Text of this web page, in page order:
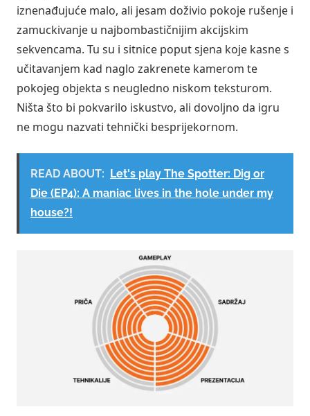
iznenađujuće malo, ali jesam doživio pokoje rušenje i
zamuckivanje u najbombastičnijim akcijskim
sekvencama. Tu su i sitnice poput sjena koje kasne s
učitavanjem kad naglo zakrenete kamerom te
pokojeg objekta s neugledno niskom teksturom.
Ništa što bi pokvarilo iskustvo, ali dovoljno da igru
ne mogu nazvati tehnički besprijekornom.
READ ABOUT:
Let's play The Spotter: Dig or
Die (EP4): A maniac lives in the hole under my
house?!